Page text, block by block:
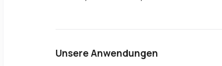
Unsere Anwendungen